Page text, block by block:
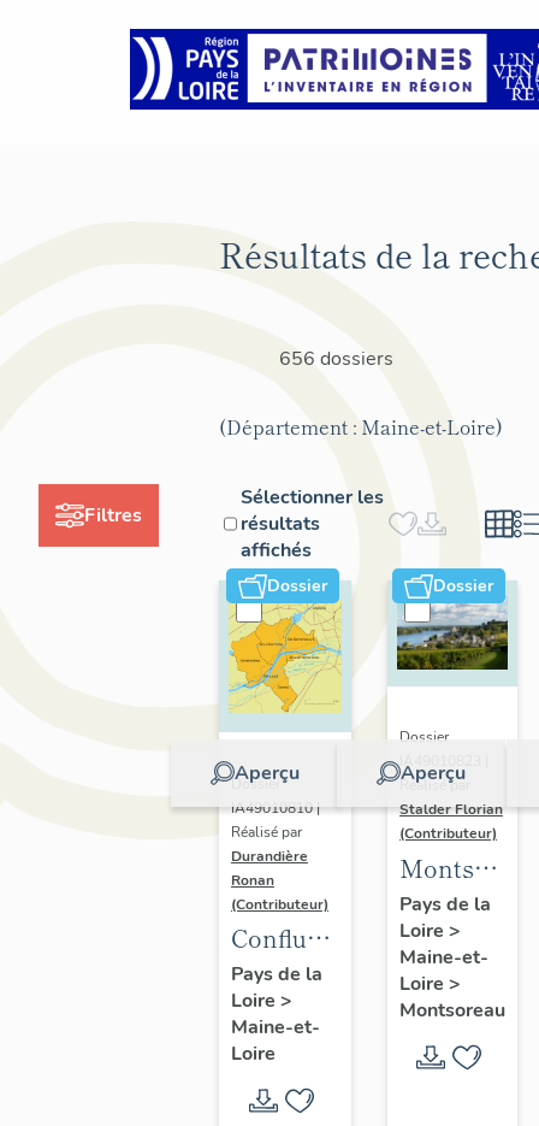
Filtres
Résultats de la
656 dossiers
(Département : Maine-et-Loire)
Sélectionner les
résultats
affichés
Dossier
Aperçu
Dossier
IA49010810 |
Réalisé par
Durandière
Ronan
(Contributeur)
Confluence
Maine-
Loire :
présentation
l'opération
Pays de la
Loire >
Maine-et-
Loire
Dossier
Aperçu
Dossier
IA49010823 |
Réalisé par
Stalder Florian
(Contributeur)
Montsoreau
:
de la
commune
Pays de la
Loire >
Maine-et-
Loire >
Montsoreau